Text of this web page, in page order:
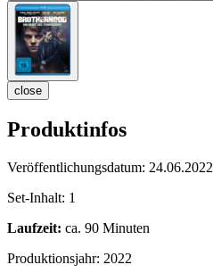
close
Produktinfos
Veröffentlichungsdatum: 24.06.2022
Set-Inhalt: 1
Laufzeit: ca. 90 Minuten
Produktionsjahr: 2022